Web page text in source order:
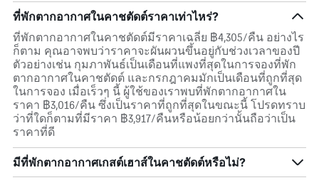
ที่พักตากอากาศในคาชตัดต์ราคาเท่าไหร่?
ที่พักตากอากาศในคาชตัดต์มีราคาเฉลี่ย ฿4,305/คืน อย่างไร
ก็ตาม คุณอาจพบว่าราคาจะผันผวนขึ้นอยู่กับช่วงเวลาของปี
ตัวอย่างเช่น กุมภาพันธ์เป็นเดือนที่แพงที่สุดในการจองที่พัก
ตากอากาศในคาชตัดต์ และกรกฎาคมมักเป็นเดือนที่ถูกที่สุด
ในการจอง เมื่อเร็วๆ นี้ ผู้ใช้ของเราพบที่พักตากอากาศใน
ราคา ฿3,016/คืน ซึ่งเป็นราคาที่ถูกที่สุดในขณะนี้ โปรดทราบ
ว่าที่ใดก็ตามที่มีราคา ฿3,917/คืนหรือน้อยกว่านั้นถือว่าเป็น
ราคาที่ดี
มีที่พักตากอากาศเกสต์เฮาส์ในคาชตัดต์หรือไม่?